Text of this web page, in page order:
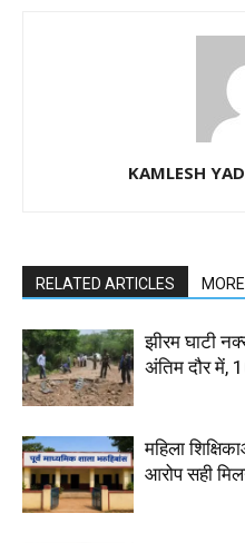
KAMLESH
RELATED ARTICLES
झीरम घाटी
अंतिम दौर में,
महिला
आरोप सही